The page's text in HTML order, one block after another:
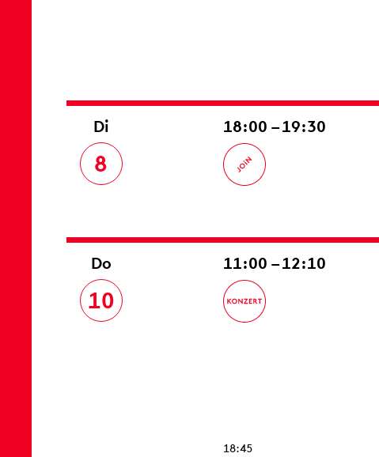
Di
8
18:00 – 19:30
Do
10
11:00 – 12:10
18:45